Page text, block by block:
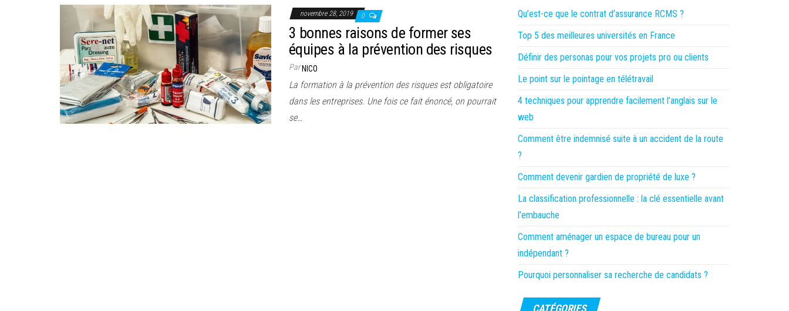
novembre 28, 2019 0
3 bonnes raisons de former ses
équipes à la prévention des risques
ParNICO
La formation à la prévention des risques est obligatoire
dans les entreprises. Une fois ce fait énoncé, on pourrait
se…
Qu’est-ce que le contrat d’assurance RCMS ?
Top 5 des meilleures universités en France
Définir des personas pour vos projets pro ou clients
Le point sur le pointage en télétravail
4 techniques pour apprendre facilement l’anglais sur le
web
Comment être indemnisé suite à un accident de la route
?
Comment devenir gardien de propriété de luxe ?
La classification professionnelle : la clé essentielle avant
l’embauche
Comment aménager un espace de bureau pour un
indépendant ?
Pourquoi personnaliser sa recherche de candidats ?
CATÉGORIES